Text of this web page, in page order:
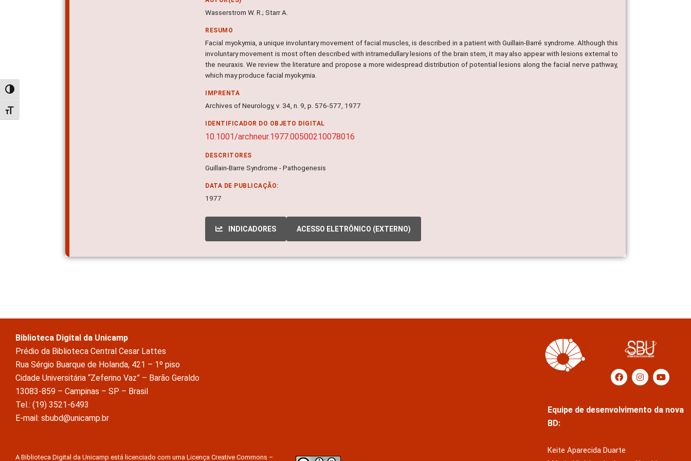
Alternar alto contraste
Alternar tamanho da fonte
Wasserstrom W. R.; Starr A.
RESUMO
Facial myokymia, a unique involuntary movement of facial muscles, is described in a patient with Guillain-Barré syndrome. Although this
involuntary movement is most often described with intramedullary lesions of the brain stem, it may also appear with lesions external to
the neuraxis. We review the literature and propose a more widespread distribution of potential lesions along the facial nerve pathway,
which may produce facial myokymia.
IMPRENTA
Archives of Neurology, v. 34, n. 9, p. 576-577, 1977
IDENTIFICADOR DO OBJETO DIGITAL
10.1001/archneur.1977.00500210078016
DESCRITORES
Guillain-Barre Syndrome - Pathogenesis
DATA DE PUBLICAÇÃO:
1977
INDICADORES ACESSO ELETRÔNICO (EXTERNO)
Biblioteca Digital da Unicamp
Prédio da Biblioteca Central Cesar Lattes
Rua Sérgio Buarque de Holanda, 421 – 1º piso
Cidade Universitária “Zeferino Vaz” – Barão Geraldo
13083-859 – Campinas – SP – Brasil
Tel.: (19) 3521-6493
E-mail: sbubd@unicamp.br
A Biblioteca Digital da Unicamp está licenciado com uma Licença Creative Commons –
Equipe de desenvolvimento da nova
BD:
Keite Aparecida Duarte